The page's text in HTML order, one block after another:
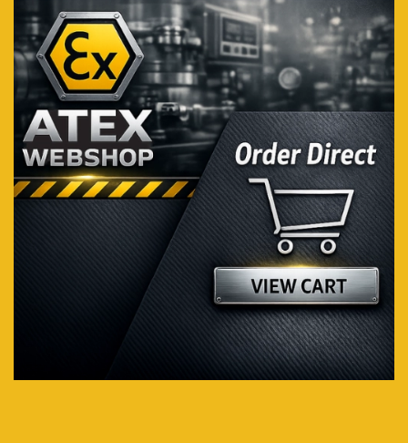
Bezoek de webshop